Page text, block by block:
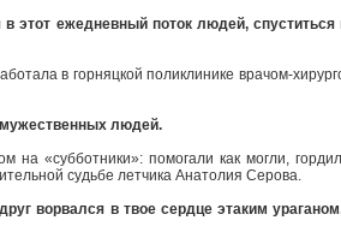
этот ежедневный поток людей,
в горняцкой поликлинике врачом-
мужественных людей.
на «субботники»: помогали как могли,
судьбе летчика Анатолия Серова.
ворвался в твое сердце этаким